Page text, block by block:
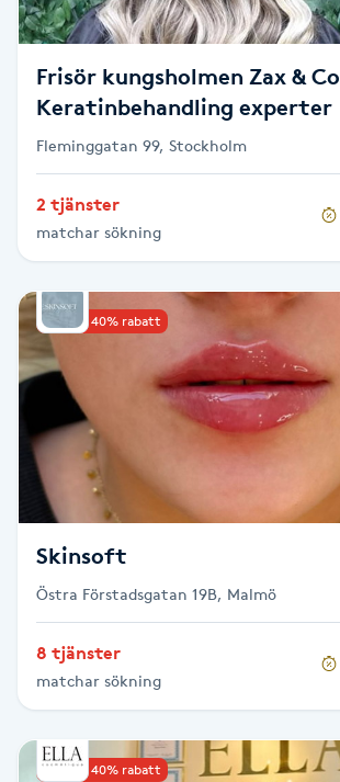
M
Makeup
Manikyr & Pedikyr
Massage
Medial vägledning
Medicinsk massage
Meditation
Medium
Megavolymfransar
MicroPen
Microshading
Frisör kungsholmen Zax & Co
Keratinbehandling experter
Fleminggatan 99, Stockholm
2 tjänster
matchar sökning
Upp till 40% rabatt
Skinsoft
Östra Förstadsgatan 19B, Malmö
8 tjänster
matchar sökning
Upp till 40% rabatt